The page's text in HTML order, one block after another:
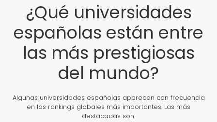
¿Qué universidades
españolas están entre
las más prestigiosas
del mundo?
Algunas universidades españolas aparecen con frecuencia
en los rankings globales más importantes. Las más
destacadas son: